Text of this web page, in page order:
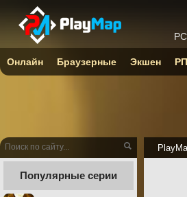
Популярные серии
Онлайн Браузерные Экшен